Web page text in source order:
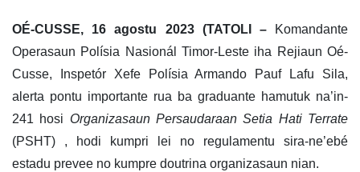
OÉ-CUSSE, 16 agostu 2023 (TATOLI –
Komandante
Operasaun Polísia Nasionál Timor-Leste iha Rejiaun Oé-
Cusse, Inspetór Xefe Polísia Armando Pauf Lafu Sila,
alerta pontu importante rua ba graduante hamutuk na’in-
241 hosi Organizasaun Persaudaraan Setia Hati Terrate
(PSHT) , hodi kumpri lei no regulamentu sira-ne’ebé
estadu prevee no kumpre doutrina organizasaun nian.